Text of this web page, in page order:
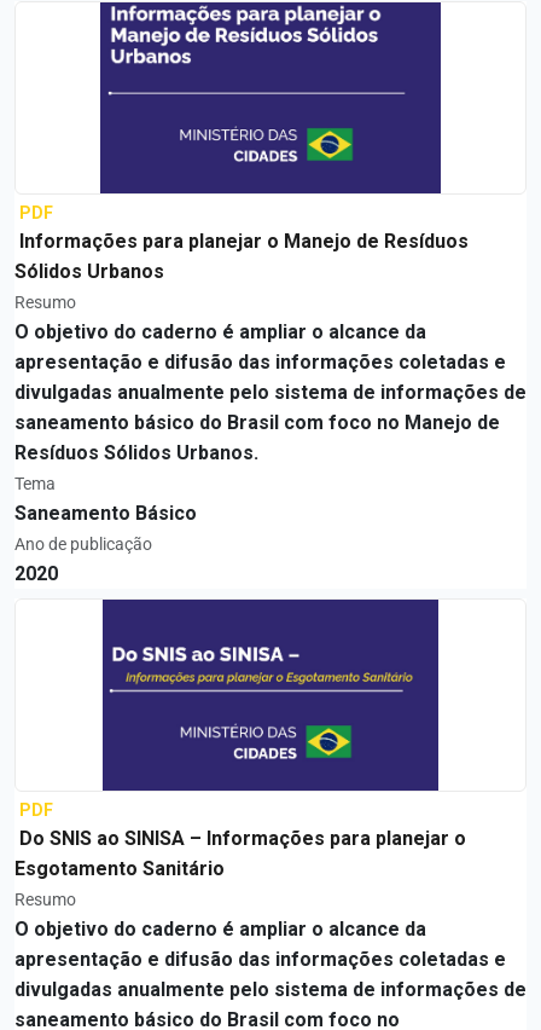
PDF
Informações para planejar o Manejo de Resíduos
Sólidos Urbanos
Resumo
O objetivo do caderno é ampliar o alcance da
apresentação e difusão das informações coletadas e
divulgadas anualmente pelo sistema de informações de
saneamento básico do Brasil com foco no Manejo de
Resíduos Sólidos Urbanos.
Tema
Saneamento Básico
Ano de publicação
2020
PDF
Do SNIS ao SINISA – Informações para planejar o
Esgotamento Sanitário
Resumo
O objetivo do caderno é ampliar o alcance da
apresentação e difusão das informações coletadas e
divulgadas anualmente pelo sistema de informações de
saneamento básico do Brasil com foco no